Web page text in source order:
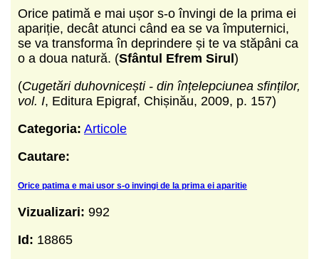
Orice patimă e mai ușor s-o învingi de la prima ei
apariție, decât atunci când ea se va împuternici,
se va transforma în deprindere și te va stăpâni ca
o a doua natură. (Sfântul Efrem Sirul)
(Cugetări duhovnicești - din înțelepciunea sfinților,
vol. I, Editura Epigraf, Chișinău, 2009, p. 157)
Categoria: Articole
Cautare:
Orice patima e mai usor s-o invingi de la prima ei aparitie
Vizualizari: 992
Id: 18865